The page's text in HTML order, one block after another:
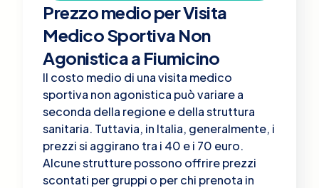
Prezzo medio per Visita
Medico Sportiva Non
Agonistica a Fiumicino
Il costo medio di una visita medico
sportiva non agonistica può variare a
seconda della regione e della struttura
sanitaria. Tuttavia, in Italia, generalmente, i
prezzi si aggirano tra i 40 e i 70 euro.
Alcune strutture possono offrire prezzi
scontati per gruppi o per chi prenota in